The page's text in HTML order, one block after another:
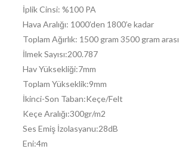
İplik Cinsi: %100 PA
Hava Aralığı: 1000’den 1800’e kadar
Toplam Ağırlık: 1500 gram 3500 gram arası
İlmek Sayısı:200.787
Hav Yüksekliği:7mm
Toplam Yükseklik:9mm
İkinci-Son Taban:Keçe/Felt
Keçe Aralığı:300gr/m2
Ses Emiş İzolasyanu:28dB
Eni:4m